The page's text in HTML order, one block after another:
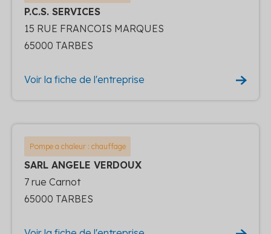
P.C.S. SERVICES
15 RUE FRANCOIS MARQUES
65000 TARBES
Voir la fiche de l'entreprise
Pompe a chaleur : chauffage
SARL ANGELE VERDOUX
7 rue Carnot
65000 TARBES